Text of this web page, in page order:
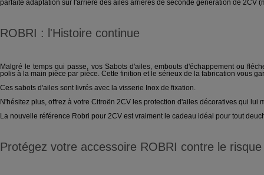
parfaite adaptation sur l'arrière des ailes arrières de seconde génération de 2CV
ROBRI : l'Histoire continue
Malgré le temps qui passe, vos Sabots d'ailes, embouts d'échappement ou
polis à la main pièce par pièce. Cette finition et le sérieux de la fabrication vous
Ces sabots d'ailes sont livrés avec la visserie Inox de fixation.
N'hésitez plus, offrez à votre Citroën 2CV les protection d'ailes décoratives qui lui
La nouvelle référence Robri pour 2CV est vraiment le cadeau idéal pour tout
Protégez votre accessoire ROBRI contre le